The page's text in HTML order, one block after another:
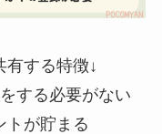
有する特徴↓
する必要がない
トが貯まる